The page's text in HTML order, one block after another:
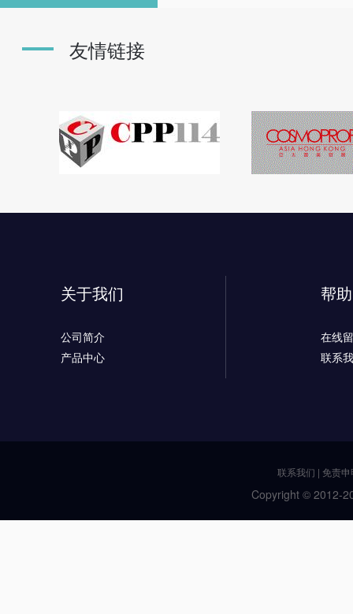
友情链接
关于我们
公司简介
产品中心
帮
在线
联系
联系我们 | 免责申
Copyright © 2012-